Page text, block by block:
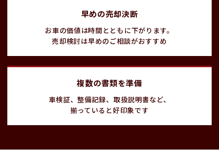
早めの売却決断
お車の価値は時間とともに下がります。
売却検討は早めのご相談がおすすめ
複数の書類を準備
車検証、整備記録、取扱説明書など、
揃っていると好印象です